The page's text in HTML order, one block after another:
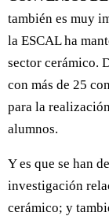
también es muy
la ESCAL ha
sector cerámico.
con más de 25
para la
alumnos.
Y es que se han
investigación
cerámico; y